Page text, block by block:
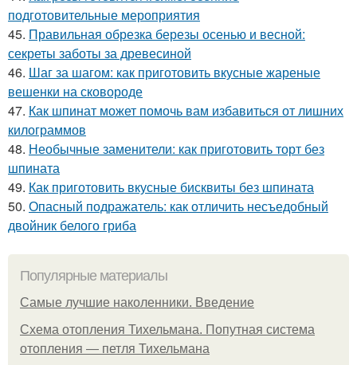
подготовительные мероприятия
45. Правильная обрезка березы осенью и весной:
секреты заботы за древесиной
46. Шаг за шагом: как приготовить вкусные жареные
вешенки на сковороде
47. Как шпинат может помочь вам избавиться от лишних
килограммов
48. Необычные заменители: как приготовить торт без
шпината
49. Как приготовить вкусные бисквиты без шпината
50. Опасный подражатель: как отличить несъедобный
двойник белого гриба
Популярные материалы
Самые лучшие наколенники. Введение
Схема отопления Тихельмана. Попутная система
отопления — петля Тихельмана